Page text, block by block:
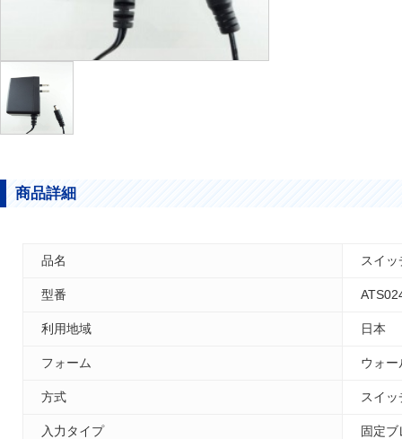
商品詳細
品名 スイ
型番
利用地域 日本
フォーム ウォー
方式 スイ
入力タイプ 固定